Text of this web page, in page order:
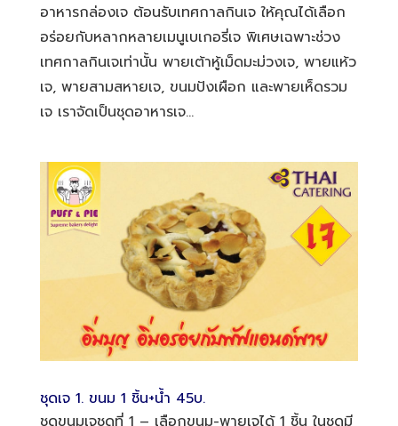
อาหารกล่องเจ ต้อนรับเทศกาลกินเจ ให้คุณได้เลือก
อร่อยกับหลากหลายเมนูเบเกอรี่เจ พิเศษเฉพาะช่วง
เทศกาลกินเจเท่านั้น พายเต้าหู้เม็ดมะม่วงเจ, พายแห้ว
เจ, พายสามสหายเจ, ขนมปังเผือก และพายเห็ดรวม
เจ เราจัดเป็นชุดอาหารเจ...
ชุดเจ 1. ขนม 1 ชิ้น+น้ำ 45บ.
ชุดขนมเจชุดที่ 1 – เลือกขนม-พายเจได้ 1 ชิ้น ในชุดมี